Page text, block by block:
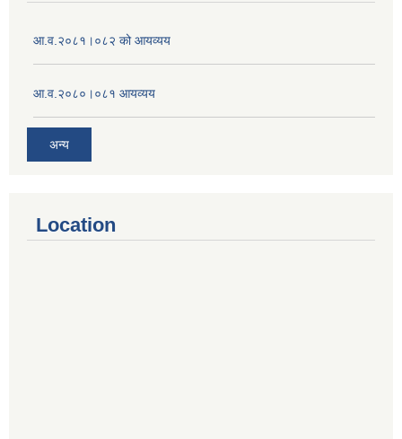
आ.व.२०८१।०८२ को आयव्यय
आ.व.२०८०।०८१ आयव्यय
अन्य
Location